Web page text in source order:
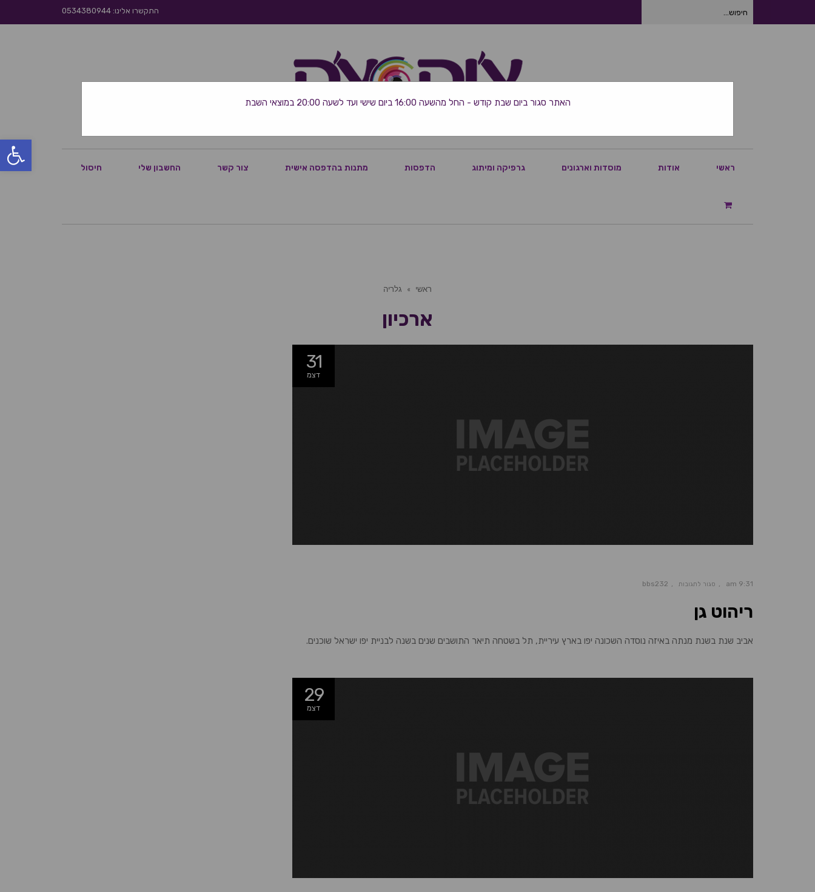
פתח
חיפוש התקשרו אלינו: 0534380944
ראשי אודות מוסדות וארגונים גרפיקה ומיתוג הדפסות מתנות בהדפסה אישית צור קשר החשבון שלי חיסול
ראשי » גלריה
ארכיון
31
דצמ
9:31 am סגור לתגובות bbs232
ריהוט גן
אביב שנת בשנת מנתה באיזה נוסדה השכונה יפו בארץ עיריית, תל בשטחה תיאר התושבים שנים בשנה לבניית יפו ישראל שוכנים.
29
דצמ
האתר סגור ביום שבת קודש - החל מהשעה 16:00 ביום שישי ועד לשעה 20:00 במוצאי השבת